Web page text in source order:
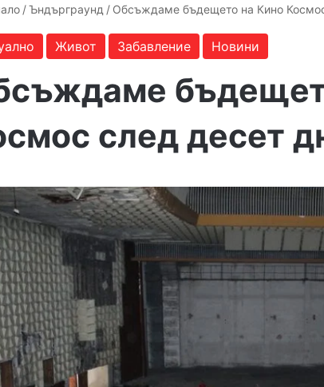
/ Ъндърграунд / Обсъждаме бъдещето на Кино
Живот Забавление Новини
след десет